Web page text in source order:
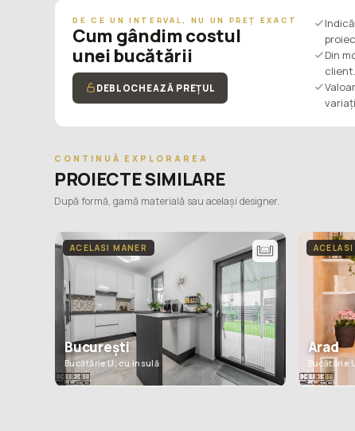
DE CE UN INTERVAL, NU UN PREȚ EXACT
Cum gândim costul
unei bucătării
DEBLOCHEAZĂ PREȚUL
Din
client.
CONTINUĂ EXPLORAREA
PROIECTE SIMILARE
După formă, gamă materială sau același designer.
ACELASI MANER
București
Bucătărie U, cu insulă
Arad
Bucătărie